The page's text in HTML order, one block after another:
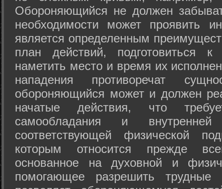
Обороняющийся не должен
необходимости может проявить
является определенным
план действий, подготовиться
наметить место и время их
нападения противоречат
обороняющийся может и должен
начатые действия, что
самообладания и
соответствующей физической
которым относится прежде
основанное на духовной и
помогающее разрешить